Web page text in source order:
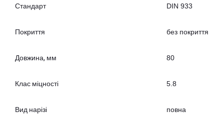
Стандарт DIN 933
Покриття без покриття
Довжина, мм 80
Клас міцності 5.8
Вид нарізі повна